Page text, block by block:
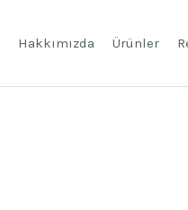
Hakkımızda Ürünler